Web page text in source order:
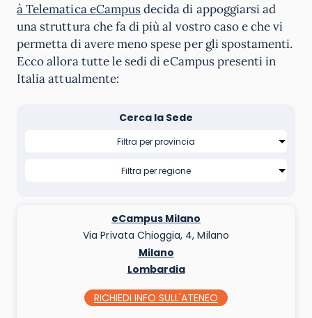
à Telematica eCampusdecida di appoggiarsi ad
una struttura che fa di più al vostro caso e che vi
permetta di avere meno spese per gli spostamenti.
Ecco allora tutte le sedi di eCampus presenti in
Italia attualmente:
Cerca la Sede
eCampus Milano
Via Privata Chioggia, 4, Milano
Milano
Lombardia
RICHIEDI INFO SULL'ATENEO